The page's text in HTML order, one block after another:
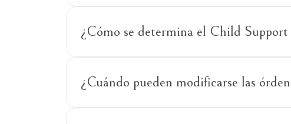
¿Cómo se determina el Child
¿Cuándo pueden modificarse las